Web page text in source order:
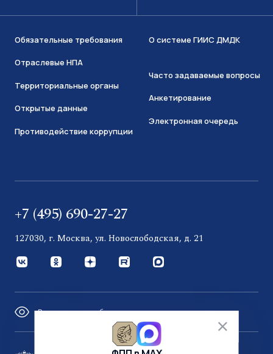
Обязательные требования
Отраслевые НПА
Территориальные органы
Открытые данные
Противодействие коррупции
О системе ГИИС ДМДК
Часто задаваемые вопросы
Анкетирование
Электронная очередь
+7 (495) 690-27-27
127030, г. Москва, ул. Новослободская, д. 21
Версия для слабовидящих